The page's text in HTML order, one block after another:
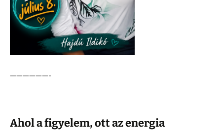
——————-
Ahol a figyelem, ott az energia